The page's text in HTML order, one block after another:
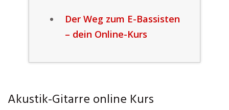
Der Weg zum E-Bassisten
– dein Online-Kurs
Akustik-Gitarre online Kurs